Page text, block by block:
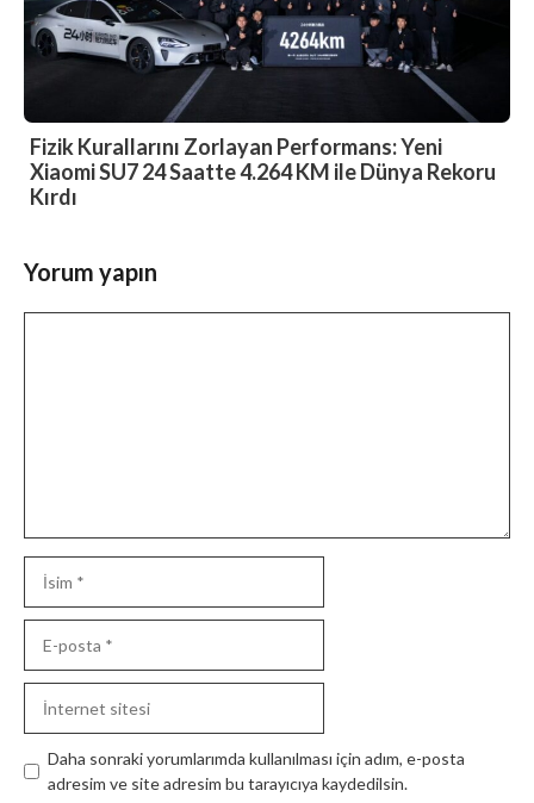
Fizik Kurallarını Zorlayan Performans: Yeni
Xiaomi SU7 24 Saatte 4.264 KM ile Dünya Rekoru
Kırdı
Yorum yapın
posta
sitesi
Daha sonraki yorumlarımda kullanılması için adım, e-posta
adresim ve site adresim bu tarayıcıya kaydedilsin.